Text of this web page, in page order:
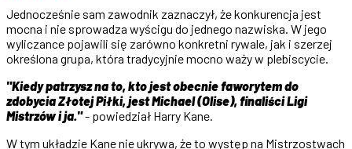
Jednocześnie sam zawodnik zaznaczył, że konkurencja jest
mocna i nie sprowadza wyścigu do jednego nazwiska. W jego
wyliczance pojawili się zarówno konkretni rywale, jak i szerzej
określona grupa, która tradycyjnie mocno waży w plebiscycie.
"Kiedy patrzysz na to, kto jest obecnie faworytem do
zdobycia Złotej Piłki, jest Michael (Olise), finaliści Ligi
Mistrzów i ja."- powiedział Harry Kane.
W tym układzie Kane nie ukrywa, że to występ na Mistrzostwach